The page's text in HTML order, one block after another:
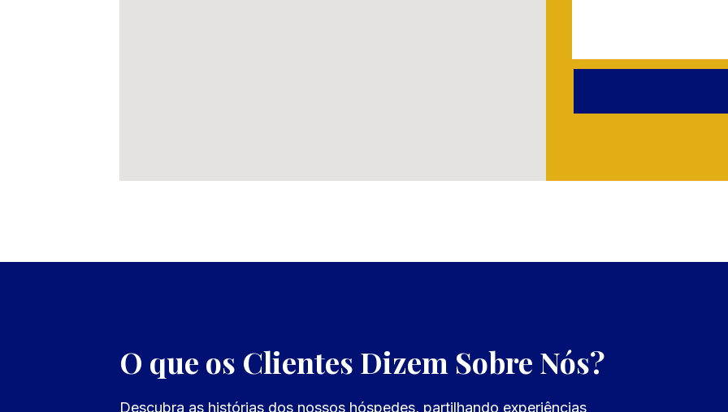
O que os Clientes Dizem Sobre Nós?
Descubra as histórias dos nossos hóspedes, partilhando experiências